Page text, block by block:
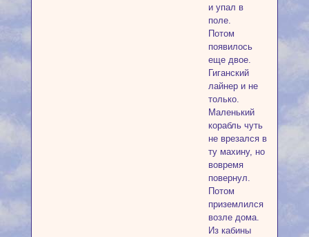
и упал в
поле.
Потом
появилось
еще двое.
Гиганский
лайнер и не
только.
Маленький
корабль чуть
не врезался в
ту махину, но
вовремя
повернул.
Потом
приземлился
возле дома.
Из кабины